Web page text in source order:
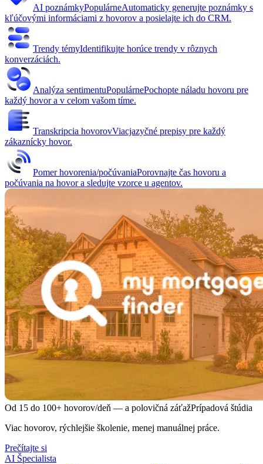
AI poznámkyPopulárneAutomaticky generujte poznámky s
kľúčovými informáciami z hovorov a posielajte ich do CRM.
Trendy témyIdentifikujte horúce trendy v rôznych
konverzáciách.
Analýza sentimentuPopulárnePochopte náladu hovoru pre
každý hovor a v celom vašom tíme.
Transkripcia hovorovViacjazyčné prepisy pre každý
zákaznícky hovor.
Pomer hovorenia/počúvaniaPorovnajte čas hovoru a
počúvania na hovor a sledujte vzorce u agentov.
Od 15 do 100+ hovorov/deň — a polovičná záťažPrípadová štúdia
Viac hovorov, rýchlejšie školenie, menej manuálnej práce.
Prečítajte si
AI Špecialista